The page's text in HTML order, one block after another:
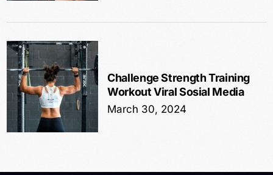
Challenge Strength Training
Workout Viral Sosial Media
March 30, 2024